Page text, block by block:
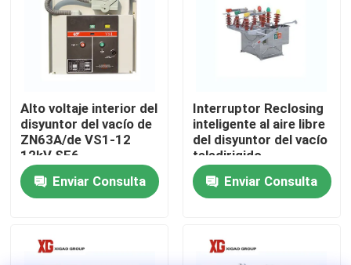
Control de calidad
Éntrenos en contacto con
Pida una cita
Interruptor de rotura de carga de aire
Dispositivo de distribución de la distribución de poder
Alto voltaje interior del
disyuntor del vacío de
ZN63A/de VS1-12
12kV SF6
Enviar Consulta
Interruptor Reclosing
inteligente al aire libre
del disyuntor del vacío
teledirigido
Enviar Consulta